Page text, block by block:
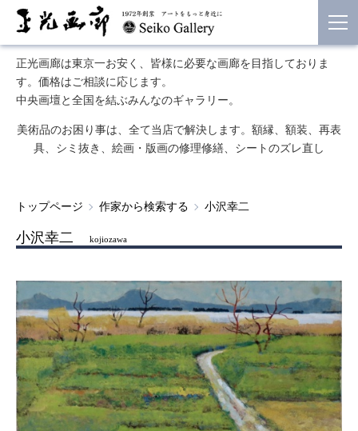
正光画廊は東京一お安く、皆様に必要な画廊を目指しておりま
す。価格はご相談に応じます。
中央画壇と全国を結ぶみんなのギャラリー。
美術品のお困り事は、全て当店で解決します。額縁、額装、再表
具、シミ抜き、絵画・版画の修理修繕、シートのズレ直し
トップページ 作家から検索する 小沢幸二
小沢幸二 kojiozawa